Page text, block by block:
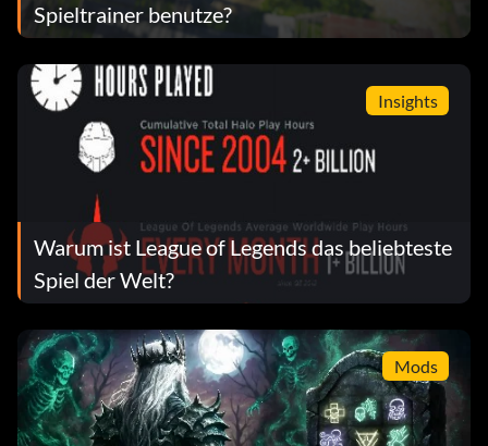
Spieltrainer benutze?
Insights
Warum ist League of Legends das beliebteste
Spiel der Welt?
Mods